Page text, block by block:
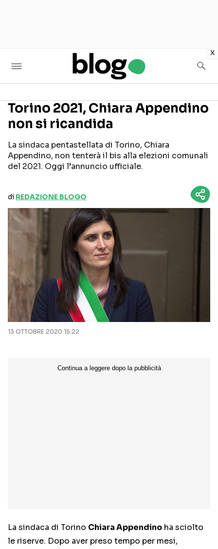
x
Seguici sui social
Torino 2021, Chiara Appendino
non si ricandida
La sindaca pentastellata di Torino, Chiara
Appendino, non tenterà il bis alla elezioni comunali
del 2021. Oggi l’annuncio ufficiale.
di REDAZIONE BLOGO
13 OTTOBRE 2020 15:22
La sindaca di Torino Chiara Appendino ha sciolto
le riserve. Dopo aver preso tempo per mesi,